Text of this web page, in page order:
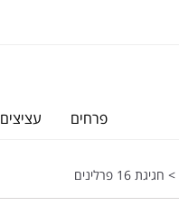
פרחים עציצים
> חגיגת 16 פרלינים